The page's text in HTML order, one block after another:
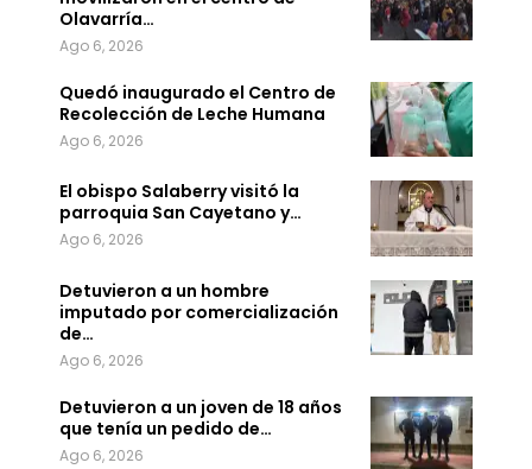
Olavarría…
Ago 6, 2026
Quedó inaugurado el Centro de
Recolección de Leche Humana
Ago 6, 2026
El obispo Salaberry visitó la
parroquia San Cayetano y…
Ago 6, 2026
Detuvieron a un hombre
imputado por comercialización
de…
Ago 6, 2026
Detuvieron a un joven de 18 años
que tenía un pedido de…
Ago 6, 2026